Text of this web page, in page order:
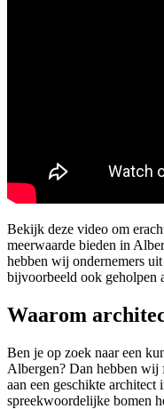
Bekijk deze video om
meerwaarde bieden in
hebben wij ondernemers
bijvoorbeeld ook geholpen
Waarom
Ben je op zoek naar een
Albergen? Dan hebben wij
aan een geschikte
spreekwoordelijke bomen